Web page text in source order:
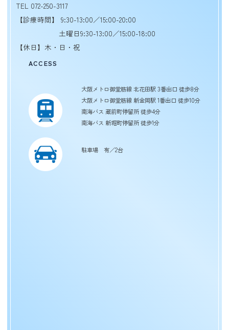
TEL 072-250-3117
【診療時間】 9:30-13:00／15:00-20:00
土曜日9:30-13:00／15:00-18:00
【休日】木・日・祝
ACCESS
大阪メトロ御堂筋線 北花田駅 3番出口 徒歩8分
大阪メトロ御堂筋線 新金岡駅 1番出口 徒歩10分
南海バス 蔵前町停留所 徒歩4分
南海バス 新堀町停留所 徒歩1分
駐車場 有／2台